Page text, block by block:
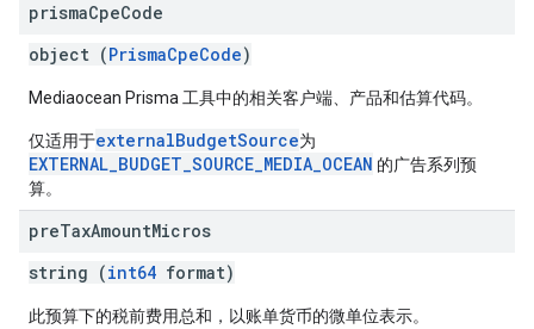
prismaCpeCode
object (PrismaCpeCode)
Mediaocean Prisma 工具中的相关客户端、产品和估算代码。
仅适用于externalBudgetSource为
EXTERNAL_BUDGET_SOURCE_MEDIA_OCEAN 的广告系列预
算。
preTaxAmountMicros
string (int64 format)
此预算下的税前费用总和，以账单货币的微单位表示。